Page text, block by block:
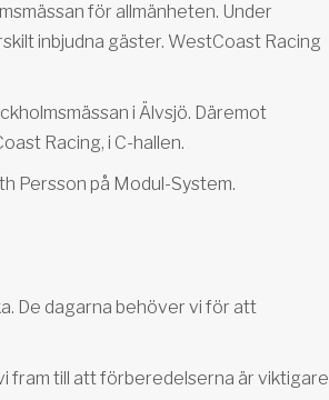
för allmänheten. Under
inbjudna gäster. WestCoast Racing
i Älvsjö. Däremot
Racing, i C-hallen.
Persson på Modul-System.
De dagarna behöver vi för att
fram till att förberedelserna är viktigare